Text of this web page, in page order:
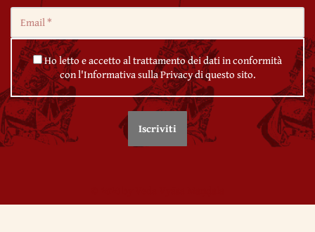
Ho letto e accetto al trattamento dei dati in conformità
con l'Informativa sulla Privacy di questo sito.